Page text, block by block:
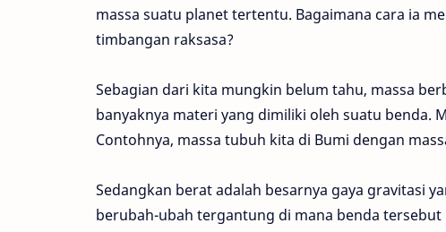
massa suatu planet tertentu. Bagaimana cara ia
timbangan raksasa?
Sebagian dari kita mungkin belum tahu, massa
banyaknya materi yang dimiliki oleh suatu benda.
Contohnya, massa tubuh kita di Bumi dengan
Sedangkan berat adalah besarnya gaya gravitasi
berubah-ubah tergantung di mana benda